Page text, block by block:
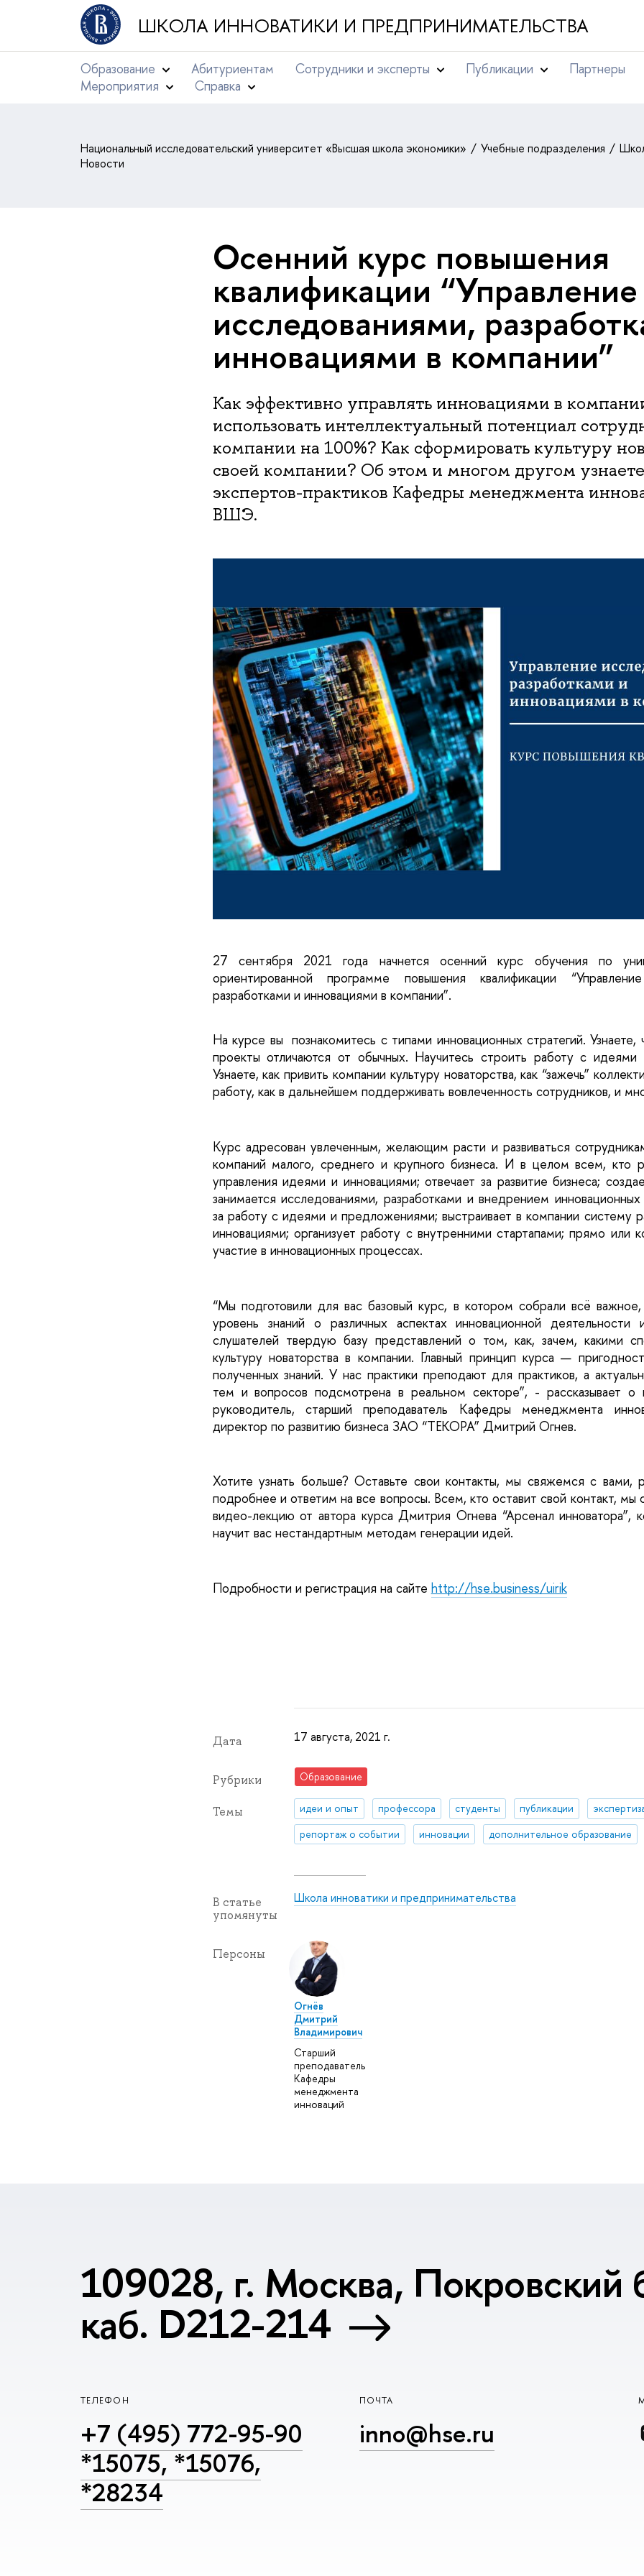
ШКОЛА ИННОВАТИКИ И ПРЕДПРИНИМАТЕЛЬСТВА
Образование Абитуриентам Сотрудники и эксперты Публикации
Партнеры
Мероприятия
Справка
Национальный исследовательский университет «Высшая школа экономики» Учебные подразделения
Новости
Осенний курс повышения
квалификации “Управление
исследованиями,
инновациями в компании”
Как эффективно управлять инновациями в
использовать интеллектуальный потенциал
компании на 100%? Как сформировать культуру
своей компании? Об этом и многом другом
экспертов-практиков Кафедры менеджмента
ВШЭ.
27 сентября 2021 года начнется осенний курс обучения по
ориентированной программе повышения квалификации
разработками и инновациями в компании”.
На курсе вы  познакомитесь с типами инновационных стратегий.
проекты отличаются от обычных. Научитесь строить работу с
Узнаете, как привить компании культуру новаторства, как “зажечь”
работу, как в дальнейшем поддерживать вовлеченность сотрудников, и
Курс адресован увлеченным, желающим расти и развиваться
компаний малого, среднего и крупного бизнеса. И в целом всем, кто
управления идеями и инновациями; отвечает за развитие бизнеса;
занимается исследованиями, разработками и внедрением
за работу с идеями и предложениями; выстраивает в компании систему
инновациями; организует работу с внутренними стартапами; прямо или
участие в инновационных процессах.
“Мы подготовили для вас базовый курс, в котором собрали всё важное,
уровень знаний о различных аспектах инновационной
слушателей твердую базу представлений о том, как, зачем, какими
культуру новаторства в компании. Главный принцип курса —
полученных знаний. У нас практики преподают для практиков, а
тем и вопросов подсмотрена в реальном секторе”, - рассказывает о
руководитель, старший преподаватель Кафедры менеджмента
директор по развитию бизнеса ЗАО “ТЕКОРА” Дмитрий Огнев.
Хотите узнать больше? Оставьте свои контакты, мы свяжемся с вами,
подробнее и ответим на все вопросы. Всем, кто оставит свой контакт, мы
видео-лекцию от автора курса Дмитрия Огнева “Арсенал инноватора”,
научит вас нестандартным методам генерации идей.
Подробности и регистрация на сайте http://hse.business/uirik
Дата 17 августа, 2021 г.
Рубрики Образование
Темы идеи и опыт профессора студенты публикации
репортаж о событии
инновации дополнительное образование
В статье
упомянуты
Школа инноватики и предпринимательства
Персоны
Огнёв
Дмитрий
Владимирович
Старший
преподаватель
Кафедры
менеджмента
инноваций
109028, г. Москва, Покровский
каб. D212-214
ТЕЛЕФОН
+7 (495) 772-95-90
*15075, *15076,
*28234
ПОЧТА
inno@hse.ru